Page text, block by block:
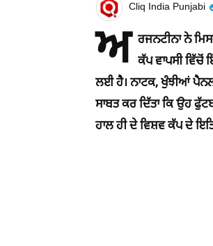
Cliq India Punjabi
ਅ ਰਜਨਟੀਨਾ ਨੇ
ਕੱਪ ਵਾਪਸੀ ਵਿੱਚੋਂ
ਲਈ ਹੈ। ਨਾਟਕ, ਖੁੰਝੀਆਂ
ਸਾਬਤ ਕਰ ਦਿੱਤਾ ਕਿ ਉਹ
ਹਾਲ ਹੀ ਦੇ ਵਿਸ਼ਵ ਕੱਪ ਦੇ